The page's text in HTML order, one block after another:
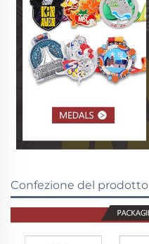
Confezione del prodotto